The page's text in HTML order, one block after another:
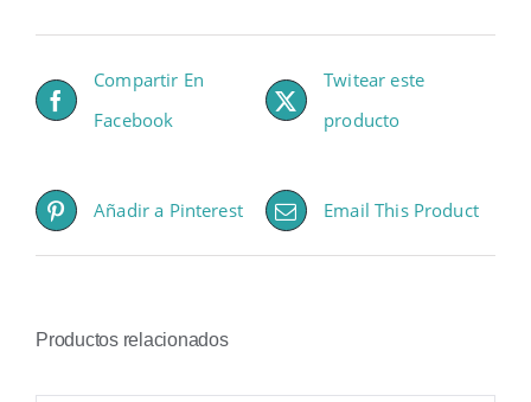
Compartir En
Facebook
Twitear este
producto
Añadir a Pinterest Email This Product
Productos relacionados